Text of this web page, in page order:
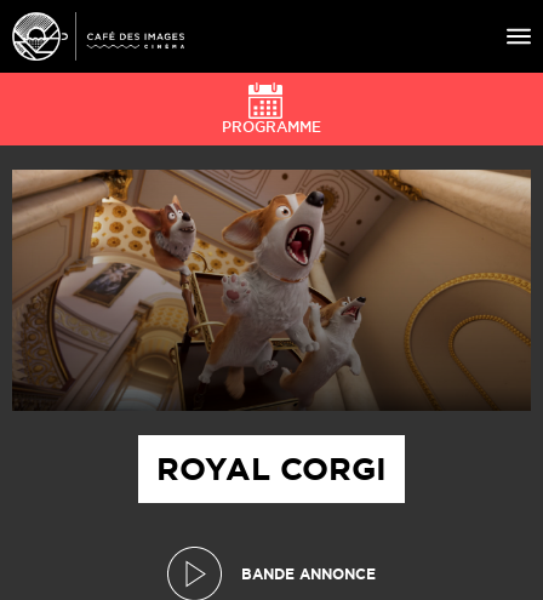
À L’AFFICHE
ÉVÉNEMENTS
CAFÉ DU CINÉ
PRATIQUE
ÉDUCATION AUX IMAGES
ROYAL CORGI
BANDE ANNONCE
PROGRAMME